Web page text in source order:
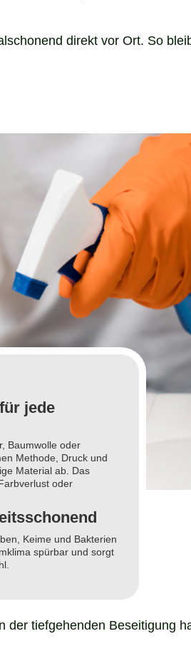
direkt vor Ort. So
jede
Baumwolle oder
Methode, Druck und
Material ab. Das
oder
Keime und Bakterien
spürbar und sorgt
der tiefgehenden Beseitigung